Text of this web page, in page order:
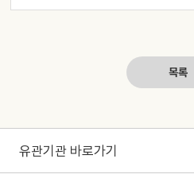
목록
유관기관 바로가기